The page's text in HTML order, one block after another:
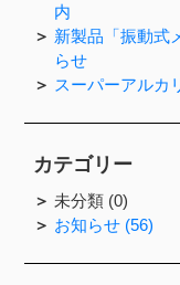
内
新製品「振動式
らせ
スーパーアルカ
カテゴリー
未分類 (0)
お知らせ (56)